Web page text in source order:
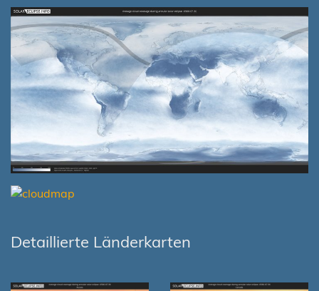
Detaillierte Länderkarten